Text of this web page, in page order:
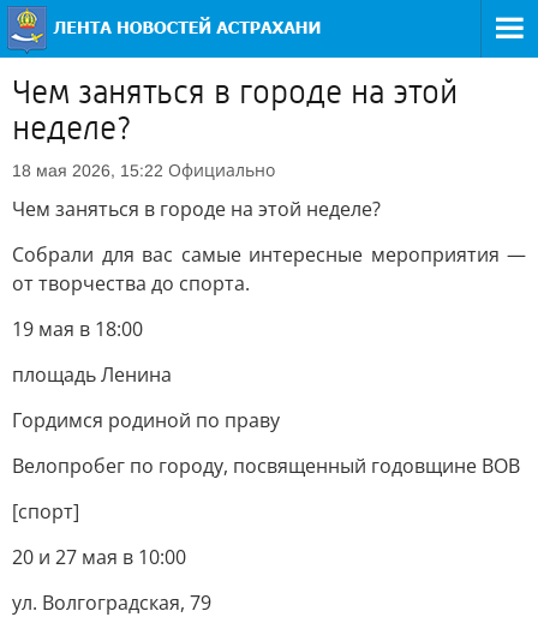
Чем заняться в городе на этой
неделе?
18 мая 2026, 15:22 Официально
Чем заняться в городе на этой неделе?
Собрали для вас самые интересные мероприятия —
от творчества до спорта.
19 мая в 18:00
площадь Ленина
Гордимся родиной по праву
Велопробег по городу, посвященный годовщине ВОВ
[спорт]
20 и 27 мая в 10:00
ул. Волгоградская, 79